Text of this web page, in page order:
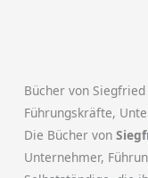
Bücher von
Führungskräfte,
Die Bücher von
Unternehmer,